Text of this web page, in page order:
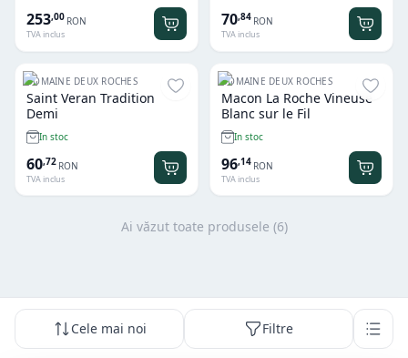
253,00 RON
TVA inclus
70,84 RON
TVA inclus
DOMAINE DEUX ROCHES
Saint Veran Tradition
Demi
In stoc
60,72 RON
TVA inclus
DOMAINE DEUX ROCHES
Macon La Roche Vineuse
Blanc sur le Fil
In stoc
96,14 RON
TVA inclus
Ai văzut toate produsele (6)
Cele mai noi Filtre